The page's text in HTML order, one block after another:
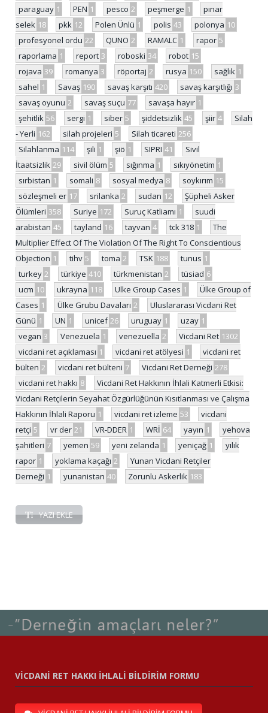
paraguay 1 PEN 1 pesco 2 peşmerge 1
pınar
selek 18 pkk 12 Polen Ünlü 1 polis 43 polonya 10
profesyonel ordu 22 QUNO 2 RAMALC 1 rapor 5
raporlama 1 report 3 roboski 34 robot 15
rojava 39 romanya 3 röportaj 2 rusya 150 sağlık 1
sahel 1 Savaş 190 savaş karşıtı 420 savaş karşıtlığı 3
savaş oyunu 2 savaş suçu 77 savaşa hayır 1
şehitlik 56 sergi 1 siber 5 şiddetsizlik 45 şiir 4
Silah
- Yerli 162 silah projeleri 5 Silah ticareti 256
Silahlanma 114 şili 1 şiö 1 SIPRI 41
Sivil
İtaatsizlik 29 sivil ölüm 5 sığınma 1 sıkıyönetim 1
sırbistan 1 somali 8 sosyal medya 8 soykırım 15
sözleşmeli er 17 srilanka 2 sudan 12
Şüpheli Asker
Ölümleri 358 Suriye 172 Suruç Katliamı 1
suudi
arabistan 45 tayland 16 tayvan 4 tck 318 1
The
Multiplier Effect Of The Violation Of The Right To Conscientious
Objection 1 tihv 5 toma 2 TSK 188 tunus 1
turkey 2 türkiye 410 türkmenistan 2 tüsiad 6
ucm 10 ukrayna 118 Ulke Group Cases 1
Ülke Group of
Cases 1 Ülke Grubu Davaları 2
Uluslararası Vicdani Ret
Günü 1 UN 1 unicef 26 uruguay 1 uzay 1
vegan 3 Venezuela 1 venezuella 2 Vicdani Ret 1302
vicdani ret açıklaması 1 vicdani ret atölyesi 1
vicdani ret
bülten 2 vicdani ret bülteni 7 Vicdani Ret Derneği 278
vicdani ret hakkı 8
Vicdani Ret Hakkının İhlali Katmerli Etkisi:
Vicdani Retçilerin Seyahat Özgürlüğünün Kısıtlanması ve Çalışma
Hakkının İhlali Raporu 1 vicdani ret izleme 53
vicdani
retçi 5 vr der 21 VR-DDER 1 WRİ 64 yayın 1
yehova
şahitleri 7 yemen 59 yeni zelanda 1 yeniçağ 1
yılık
rapor 1 yoklama kaçağı 2
Yunan Vicdani Retçiler
Derneği 1 yunanistan 40 Zorunlu Askerlik 183
YAZI EKLE
VİCDANİ RET HAKKI İHLALİ BİLDİRİM FORMU